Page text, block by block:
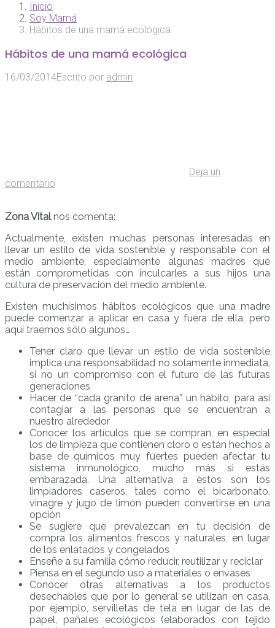
Inicio
Soy Mamá
Hábitos de una mamá ecológica
Hábitos de una mamá ecológica
16/03/2014Escrito por admin
Deja un
comentario
Zona Vitalnos comenta:
Actualmente, existen muchas personas interesadas en
llevar un estilo de vida sostenible y responsable con el
medio ambiente, especialmente algunas madres que
están comprometidas con inculcarles a sus hijos una
cultura de preservación del medio ambiente.
Existen muchísimos hábitos ecológicos que una madre
puede comenzar a aplicar en casa y fuera de ella, pero
aquí traemos sólo algunos…
Tener claro que llevar un estilo de vida sostenible
implica una responsabilidad no solamente inmediata,
si no un compromiso con el futuro de las futuras
generaciones
Hacer de “cada granito de arena” un hábito, para así
contagiar a las personas que se encuentran a
nuestro alrededor
Conocer los artículos que se compran, en especial
los de limpieza que contienen cloro o están hechos a
base de químicos muy fuertes pueden afectar tu
sistema inmunológico, mucho más si estás
embarazada. Una alternativa a éstos son los
limpiadores caseros, tales como el bicarbonato,
vinagre y jugo de limón pueden convertirse en una
opción
Se sugiere que prevalezcan en tu decisión de
compra los alimentos frescos y naturales, en lugar
de los enlatados y congelados
Enseñe a su familia cómo reducir, reutilizar y reciclar
Piensa en el segundo uso a materiales o envases
Conocer otras alternativas a los productos
desechables que por lo general se utilizan en casa,
por ejemplo, servilletas de tela en lugar de las de
papel, pañales ecológicos (elaborados con tejido